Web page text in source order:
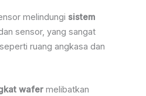
melindungi sistem
sensor, yang sangat
ruang angkasa dan
wafer melibatkan